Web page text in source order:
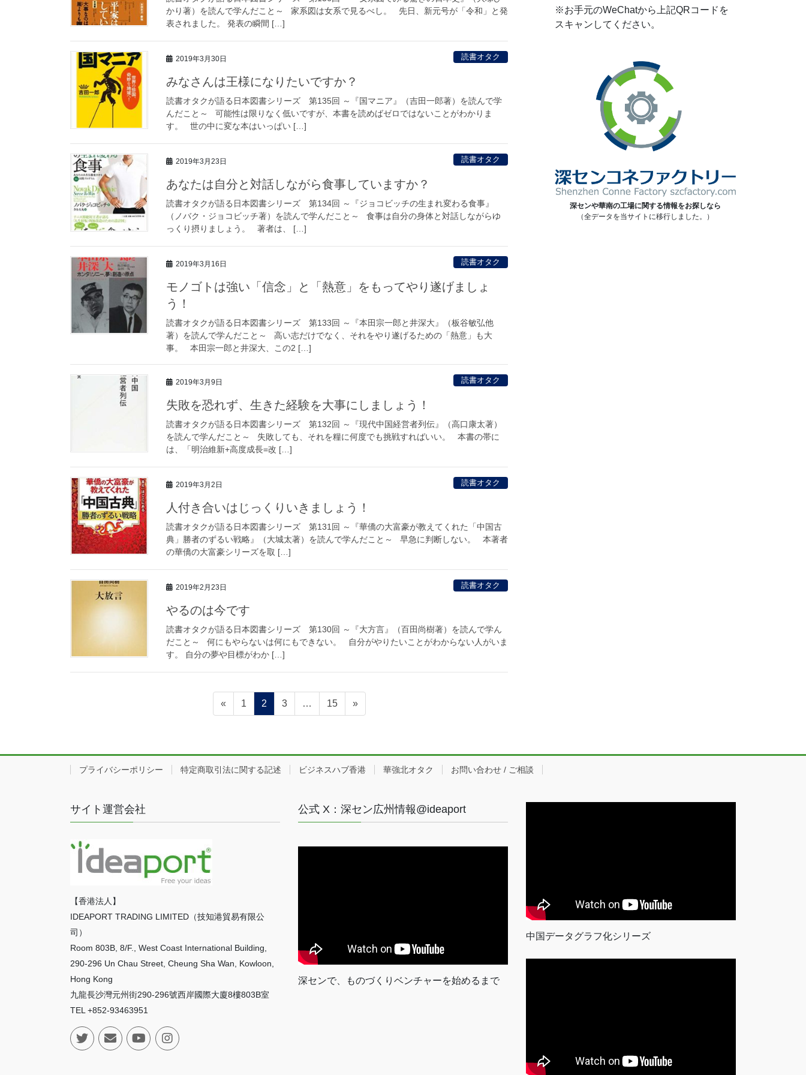
かり著）を読んで学んだこと～ 家系図は女系で見るべし。 先日、新元号が「令和」と発
表されました。 発表の瞬間 […]
2019年3月30日 読書オタク
みなさんは王様になりたいですか？
読書オタクが語る日本図書シリーズ 第135回 ～『国マニア』（吉田一郎著）を読んで学
んだこと～ 可能性は限りなく低いですが、本書を読めばゼロではないことがわかりま
す。 世の中に変な本はいっぱい […]
2019年3月23日 読書オタク
あなたは自分と対話しながら食事していますか？
読書オタクが語る日本図書シリーズ 第134回 ～『ジョコビッチの生まれ変わる食事』
（ノバク・ジョコビッチ著）を読んで学んだこと～ 食事は自分の身体と対話しながらゆ
っくり摂りましょう。 著者は、 […]
2019年3月16日 読書オタク
モノゴトは強い「信念」と「熱意」をもってやり遂げましょ
う！
読書オタクが語る日本図書シリーズ 第133回 ～『本田宗一郎と井深大』（板谷敏弘他
著）を読んで学んだこと～ 高い志だけでなく、それをやり遂げるための「熱意」も大
事。 本田宗一郎と井深大、この2 […]
2019年3月9日 読書オタク
失敗を恐れず、生きた経験を大事にしましょう！
読書オタクが語る日本図書シリーズ 第132回 ～『現代中国経営者列伝』（高口康太著）
を読んで学んだこと～ 失敗しても、それを糧に何度でも挑戦すればいい。 本書の帯に
は、「明治維新+高度成長=改 […]
2019年3月2日 読書オタク
人付き合いはじっくりいきましょう！
読書オタクが語る日本図書シリーズ 第131回 ～『華僑の大富豪が教えてくれた「中国古
典」勝者のずるい戦略』（大城太著）を読んで学んだこと～ 早急に判断しない。 本著者
の華僑の大富豪シリーズを取 […]
2019年2月23日 読書オタク
やるのは今です
読書オタクが語る日本図書シリーズ 第130回 ～『大方言』（百田尚樹著）を読んで学ん
だこと～ 何にもやらないは何にもできない。 自分がやりたいことがわからない人がいま
す。 自分の夢や目標がわか […]
ナ
ビ
ー
シ
ョ
«
ペ
ー
1
ペ
ー
2
ペ
ー
3 …
ペ
ー
15 »
※お手元のWeChatから上記QRコードを
スキャンしてください。
深センや華南の工場に関する情報をお探しなら
（全データを当サイトに移行しました。）
プライバシーポリシー 特定商取引法に関する記述 ビジネスハブ香港 華強北オタク お問い合わせ / ご相談
サイト運営会社
【香港法人】
IDEAPORT TRADING LIMITED（技知港貿易有限公
司）
Room 803B, 8/F., West Coast International Building,
290-296 Un Chau Street, Cheung Sha Wan, Kowloon,
Hong Kong
九龍長沙灣元州街290-296號西岸國際大廈8樓803B室
TEL +852-93463951
公式 X：深セン広州情報@ideaport
深センで、ものづくりベンチャーを始めるまで
中国データグラフ化シリーズ